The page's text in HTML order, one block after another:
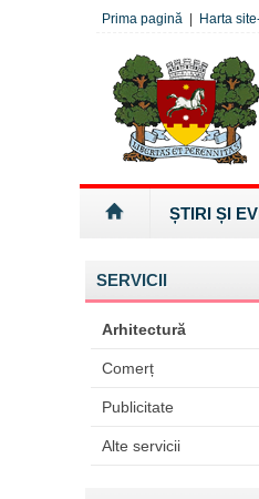
Prima pagină Harta
ȘTIRI ȘI
SERVICII
Arhitectură
Comerț
Publicitate
Alte servicii